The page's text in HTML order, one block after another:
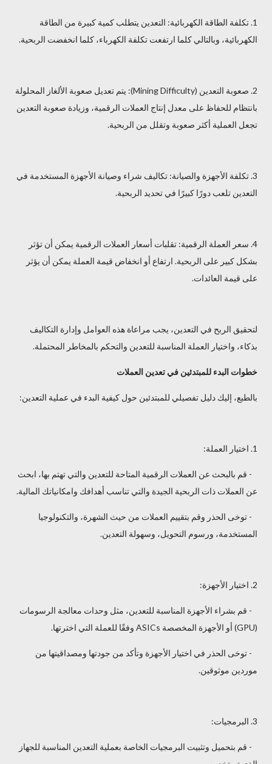
1. تكلفة الطاقة الكهربائية: التعدين يتطلب كمية كبيرة من الطاقة
الكهربائية، وبالتالي كلما ارتفعت تكلفة الكهرباء، كلما انخفضت الربحية.
2. صعوبة التعدين (Mining Difficulty): يتم تعديل صعوبة الألغاز المحلولة
بانتظام للحفاظ على معدل إنتاج العملات الرقمية، وزيادة صعوبة التعدين
تجعل العملية أكثر صعوبة وتقلل من الربحية.
3. تكلفة الأجهزة والصيانة: تكاليف شراء وصيانة الأجهزة المستخدمة في
التعدين تلعب دورًا كبيرًا في تحديد الربحية.
4. سعر العملة الرقمية: تقلبات أسعار العملات الرقمية يمكن أن تؤثر
بشكل كبير على الربحية. ارتفاع أو انخفاض قيمة العملة يمكن أن يؤثر
على قيمة العائدات.
لتحقيق الربح في التعدين، يجب مراعاة هذه العوامل وإدارة التكاليف
بذكاء، واختيار العملة المناسبة للتعدين والتحكم بالمخاطر المحتملة.
خطوات البدء للمبتدئين في تعدين العملات
بالطبع، إليك دليل تفصيلي للمبتدئين حول كيفية البدء في عملية التعدين:
1. اختيار العملة:
- قم بالبحث عن العملات الرقمية المتاحة للتعدين والتي تهتم بها، ابحث
عن العملات ذات الربحية الجيدة والتي تناسب أهدافك وامكانياتك المالية.
- توخى الحذر وقم بتقييم العملات من حيث الشهرة، والتكنولوجيا
المستخدمة، ورسوم التحويل، وسهولة التعدين.
2. اختيار الأجهزة:
- قم بشراء الأجهزة المناسبة للتعدين، مثل وحدات معالجة الرسومات
(GPU) أو الأجهزة المخصصة ASICs وفقًا للعملة التي اخترتها.
- توخى الحذر في اختيار الأجهزة وتأكد من جودتها ومصداقيتها من
موردين موثوقين.
3. البرمجيات:
- قم بتحميل وتثبيت البرمجيات الخاصة بعملية التعدين المناسبة للجهاز